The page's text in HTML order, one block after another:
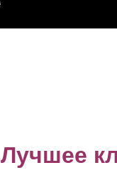
Лучшее